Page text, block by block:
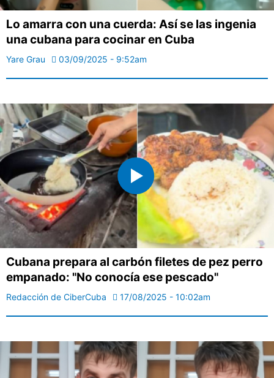
Lo amarra con una cuerda: Así se las ingenia
una cubana para cocinar en Cuba
Yare Grau 03/09/2025 - 9:52am
Cubana prepara al carbón filetes de pez perro
empanado: "No conocía ese pescado"
Redacción de CiberCuba 17/08/2025 - 10:02am